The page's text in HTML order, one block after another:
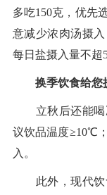
多吃150克，优先
意减少浓肉汤摄
每日盐摄入量不超
换季饮食给您
立秋后还能喝
议饮品温度≥10℃
入。
此外，现代饮